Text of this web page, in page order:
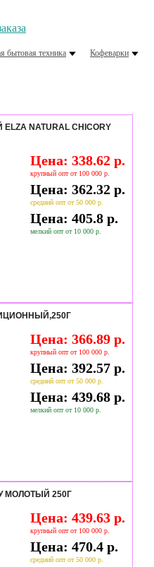
бытовая техника
Кофеварки
NATURAL CHICORY
Цена: 338.62 р.
крупный опт от 100 000 р.
Цена: 362.32 р.
средний опт от 50 000 р.
Цена: 405.8 р.
мелкий опт от 10 000 р.
Цена: 366.89 р.
крупный опт от 100 000 р.
Цена: 392.57 р.
средний опт от 50 000 р.
Цена: 439.68 р.
мелкий опт от 10 000 р.
МОЛОТЫЙ 250Г
Цена: 439.63 р.
крупный опт от 100 000 р.
Цена: 470.4 р.
средний опт от 50 000 р.